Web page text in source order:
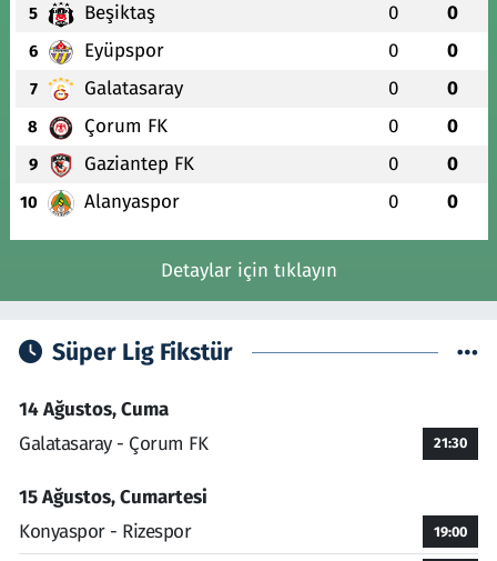
5 Beşiktaş 0 0
6 Eyüpspor 0 0
7 Galatasaray 0 0
8 Çorum FK 0 0
9 Gaziantep FK 0 0
10 Alanyaspor 0 0
Detaylar için tıklayın
Süper Lig Fikstür
14 Ağustos, Cuma
Galatasaray - Çorum FK
21:30
15 Ağustos, Cumartesi
Konyaspor - Rizespor
19:00